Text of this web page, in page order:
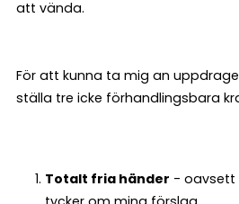
att vända.
För att kunna ta mig an
ställa tre icke förhandlingsbara
Totalt fria händer - oavsett